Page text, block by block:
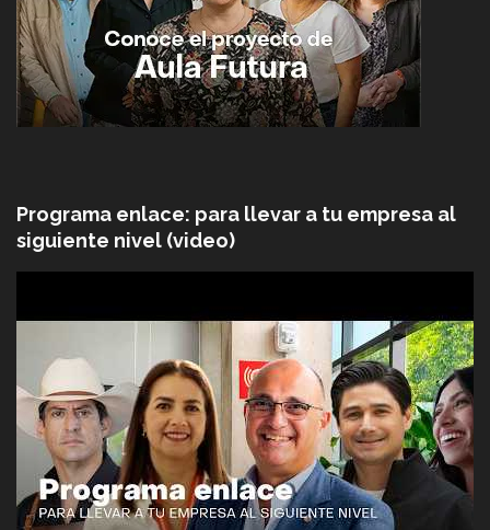
Programa enlace: para llevar a tu empresa al
siguiente nivel (video)